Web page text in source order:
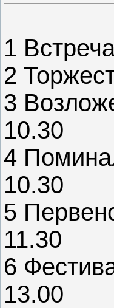
1
2
3
10.30
4
10.30
5
11.30
6
13.00